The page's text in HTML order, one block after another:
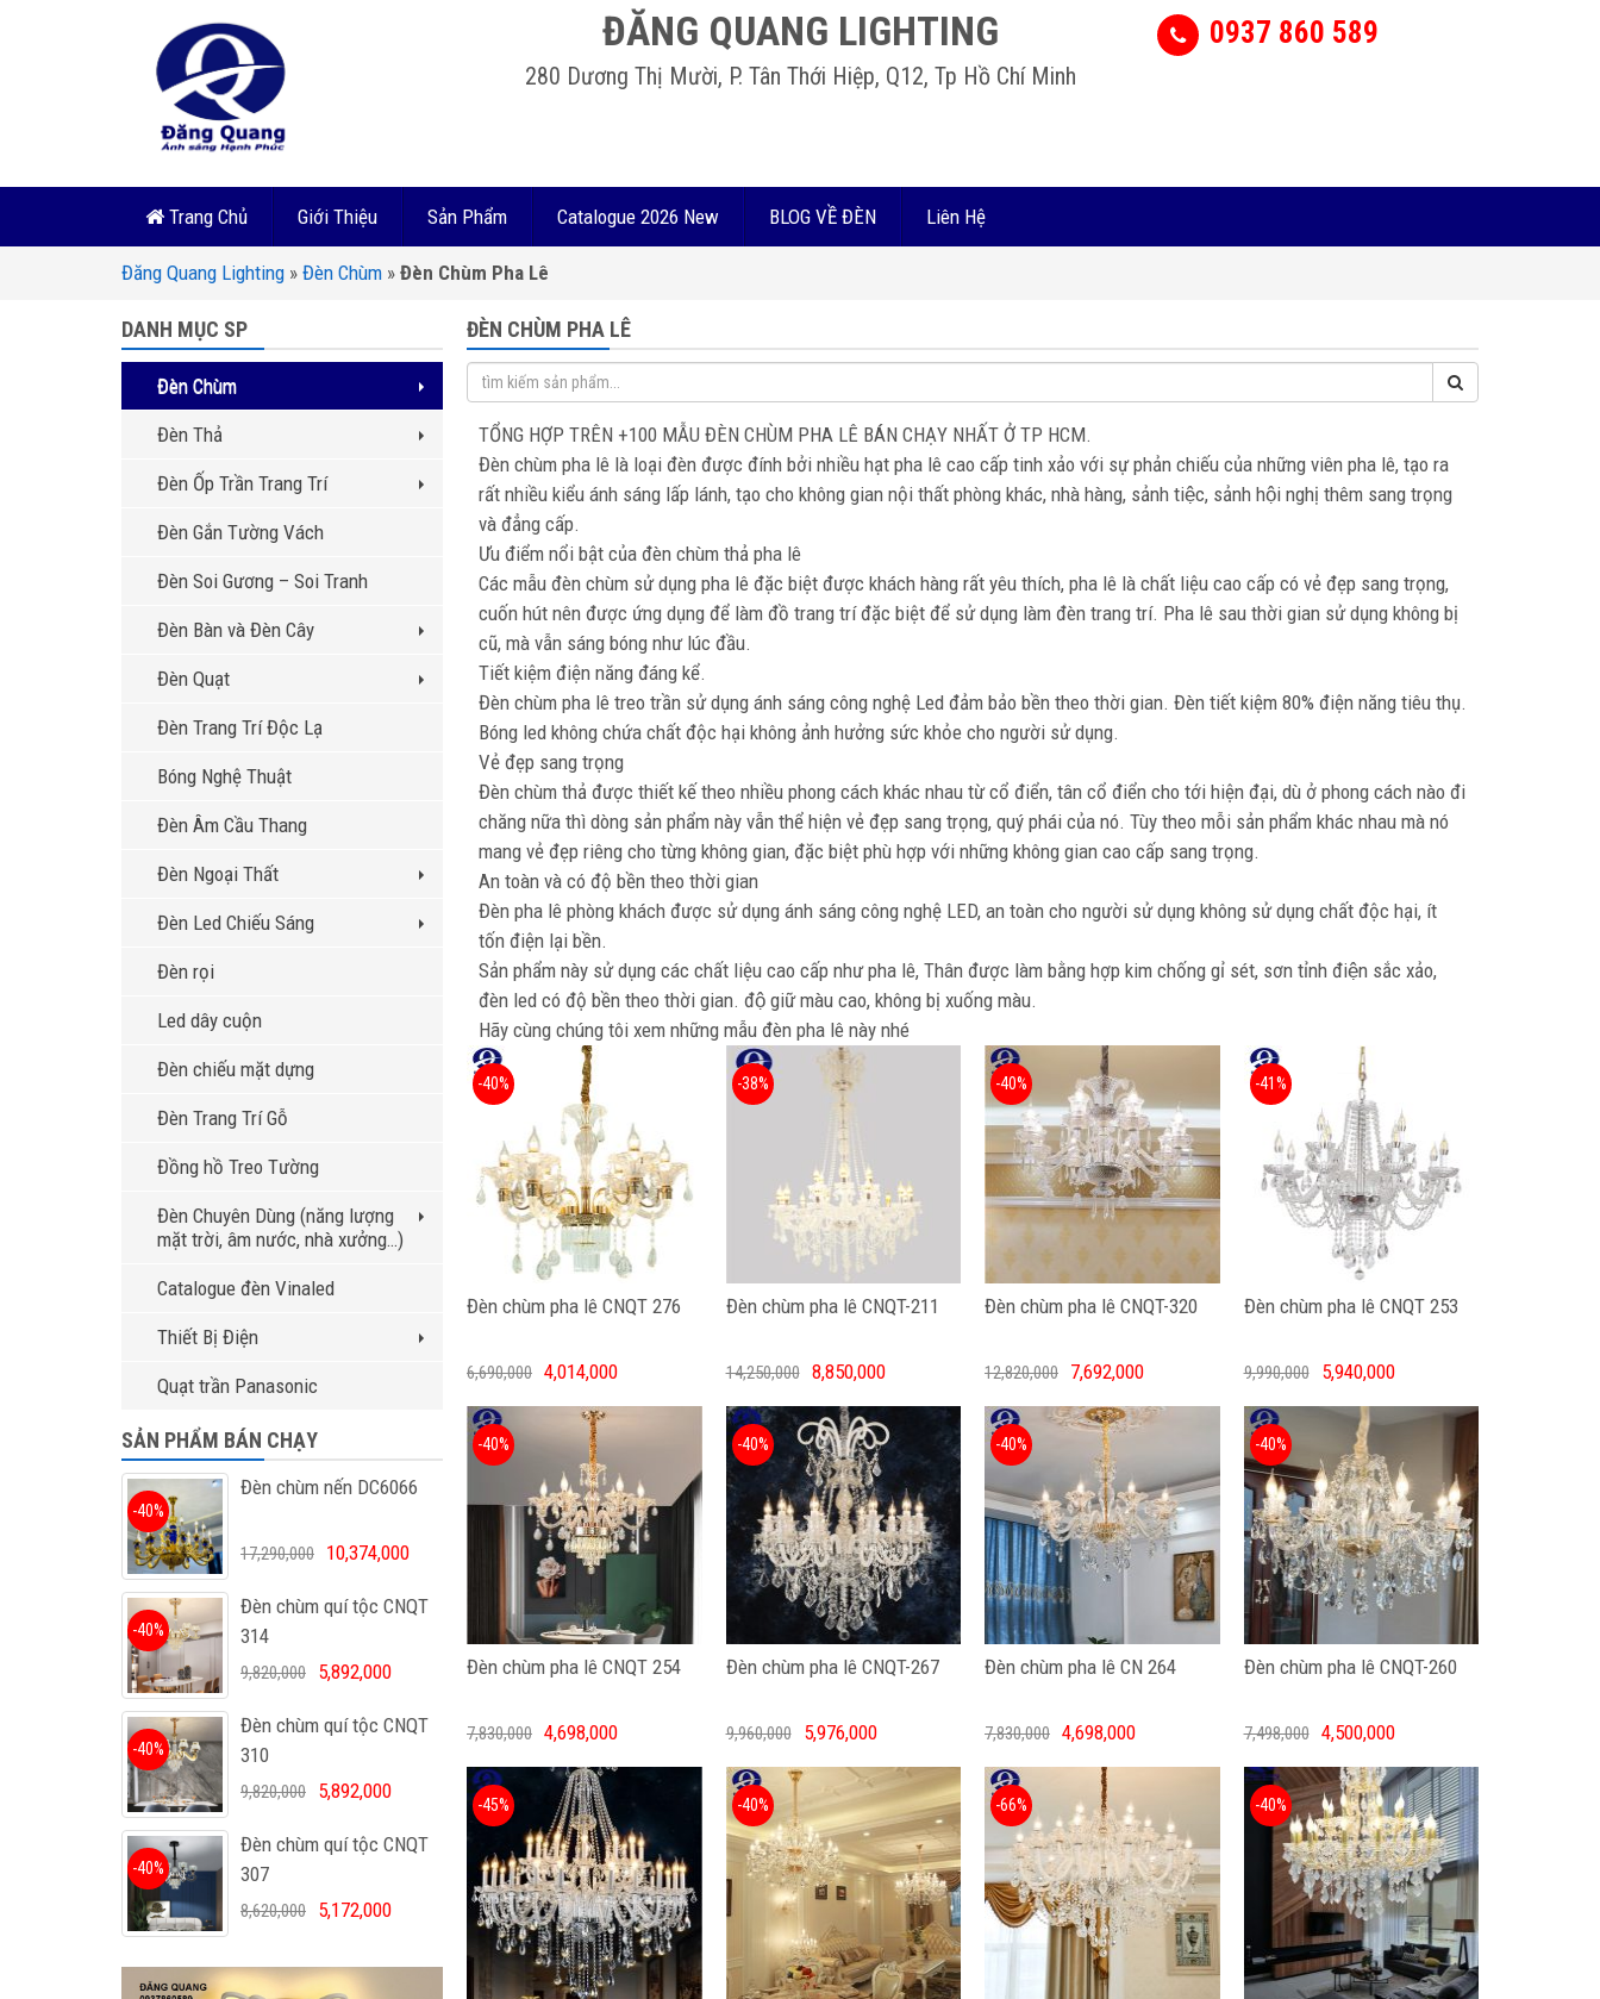
ĐĂNG QUANG LIGHTING
280 Dương Thị Mười, P. Tân Thới Hiệp, Q12, Tp Hồ Chí Minh
0937 860 589
Trang Chủ Giới Thiệu Sản Phẩm Catalogue 2026 New BLOG VỀ ĐÈN Liên Hệ
Đăng Quang Lighting » Đèn Chùm » Đèn Chùm Pha Lê
ĐÈN CHÙM PHA LÊ
TỔNG HỢP TRÊN +100 MẪU ĐÈN CHÙM PHA LÊ BÁN CHẠY NHẤT Ở TP HCM.
Đèn chùm pha lê là loại đèn được đính bởi nhiều hạt pha lê cao cấp tinh xảo với sự phản chiếu của những viên pha lê, tạo ra
rất nhiều kiểu ánh sáng lấp lánh, tạo cho không gian nội thất phòng khác, nhà hàng, sảnh tiệc, sảnh hội nghị thêm sang trọng
và đẳng cấp.
Ưu điểm nổi bật của đèn chùm thả pha lê
Các mẫu đèn chùm sử dụng pha lê đặc biệt được khách hàng rất yêu thích, pha lê là chất liệu cao cấp có vẻ đẹp sang trọng,
cuốn hút nên được ứng dụng để làm đồ trang trí đặc biệt để sử dụng làm đèn trang trí. Pha lê sau thời gian sử dụng không bị
cũ, mà vẫn sáng bóng như lúc đầu.
Tiết kiệm điện năng đáng kể.
Đèn chùm pha lê treo trần sử dụng ánh sáng công nghệ Led đảm bảo bền theo thời gian. Đèn tiết kiệm 80% điện năng tiêu thụ.
Bóng led không chứa chất độc hại không ảnh hưởng sức khỏe cho người sử dụng.
Vẻ đẹp sang trọng
Đèn chùm thả được thiết kế theo nhiều phong cách khác nhau từ cổ điển, tân cổ điển cho tới hiện đại, dù ở phong cách nào đi
chăng nữa thì dòng sản phẩm này vẫn thể hiện vẻ đẹp sang trọng, quý phái của nó. Tùy theo mỗi sản phẩm khác nhau mà nó
mang vẻ đẹp riêng cho từng không gian, đặc biệt phù hợp với những không gian cao cấp sang trọng.
An toàn và có độ bền theo thời gian
Đèn pha lê phòng khách được sử dụng ánh sáng công nghệ LED, an toàn cho người sử dụng không sử dụng chất độc hại, ít
tốn điện lại bền.
Sản phẩm này sử dụng các chất liệu cao cấp như pha lê, Thân được làm bằng hợp kim chống gỉ sét, sơn tỉnh điện sắc xảo,
đèn led có độ bền theo thời gian. độ giữ màu cao, không bị xuống màu.
Hãy cùng chúng tôi xem những mẫu đèn pha lê này nhé
Đèn chùm pha lê CNQT 276
-40%
6,690,000 4,014,000
Đèn chùm pha lê CNQT-211
-38%
14,250,000 8,850,000
Đèn chùm pha lê CNQT-320
-40%
12,820,000 7,692,000
Đèn chùm pha lê CNQT 253
-41%
9,990,000 5,940,000
Đèn chùm pha lê CNQT 254
-40%
7,830,000 4,698,000
Đèn chùm pha lê CNQT-267
-40%
9,960,000 5,976,000
Đèn chùm pha lê CN 264
-40%
7,830,000 4,698,000
Đèn chùm pha lê CNQT-260
-40%
7,498,000 4,500,000
-45% -40% -66% -40%
DANH MỤC SP
Đèn Chùm
Đèn Thả
Đèn Ốp Trần Trang Trí
Đèn Gắn Tường Vách
Đèn Soi Gương – Soi Tranh
Đèn Bàn và Đèn Cây
Đèn Quạt
Đèn Trang Trí Độc Lạ
Bóng Nghệ Thuật
Đèn Âm Cầu Thang
Đèn Ngoại Thất
Đèn Led Chiếu Sáng
Đèn rọi
Led dây cuộn
Đèn chiếu mặt dựng
Đèn Trang Trí Gỗ
Đồng hồ Treo Tường
Đèn Chuyên Dùng (năng lượng
mặt trời, âm nước, nhà xưởng…)
Catalogue đèn Vinaled
Thiết Bị Điện
Quạt trần Panasonic
SẢN PHẨM BÁN CHẠY
Đèn chùm nến DC6066
-40%
17,290,000 10,374,000
Đèn chùm quí tộc CNQT
314
-40%
9,820,000 5,892,000
Đèn chùm quí tộc CNQT
310
-40%
9,820,000 5,892,000
Đèn chùm quí tộc CNQT
307
-40%
8,620,000 5,172,000